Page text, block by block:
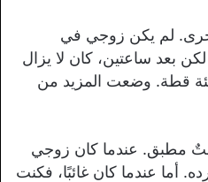
لم يكن زوجي في
لكن بعد ساعتين، كان لا يزال
قطة. وضعت المزيد من
مطبق. عندما كان زوجي
أما عندما كان غائبًا، فكنت